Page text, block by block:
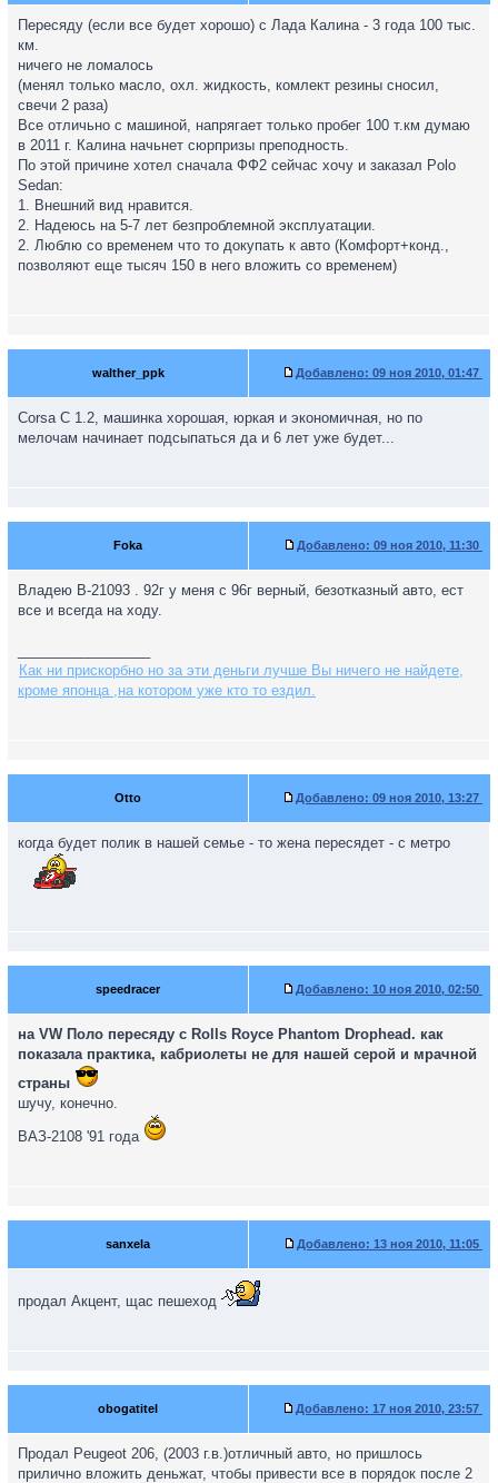
Пересяду (если все будет хорошо) с Лада Калина - 3 года 100 тыс.
км.
ничего не ломалось
(менял только масло, охл. жидкость, комлект резины сносил,
свечи 2 раза)
Все отличьно с машиной, напрягает только пробег 100 т.км думаю
в 2011 г. Калина начьнет сюрпризы преподность.
По этой причине хотел сначала ФФ2 сейчас хочу и заказал Polo
Sedan:
1. Внешний вид нравится.
2. Надеюсь на 5-7 лет безпроблемной эксплуатации.
2. Люблю со временем что то докупать к авто (Комфорт+конд.,
позволяют еще тысяч 150 в него вложить со временем)
walther_ppk Добавлено: 09 ноя 2010, 01:47
Corsa C 1.2, машинка хорошая, юркая и экономичная, но по
мелочам начинает подсыпаться да и 6 лет уже будет...
Foka Добавлено: 09 ноя 2010, 11:30
Владею В-21093 . 92г у меня с 96г верный, безотказный авто, ест
все и всегда на ходу.
Как ни прискорбно но за эти деньги лучше Вы ничего не найдете,
кроме японца ,на котором уже кто то ездил.
Otto Добавлено: 09 ноя 2010, 13:27
когда будет полик в нашей семье - то жена пересядет - с метро
speedracer Добавлено: 10 ноя 2010, 02:50
на VW Поло пересяду с Rolls Royce Phantom Drophead. как
показала практика, кабриолеты не для нашей серой и мрачной
страны
шучу, конечно.
ВАЗ-2108 '91 года
sanxela Добавлено: 13 ноя 2010, 11:05
продал Акцент, щас пешеход
obogatitel Добавлено: 17 ноя 2010, 23:57
Продал Peugeot 206, (2003 г.в.)отличный авто, но пришлось
прилично вложить деньжат, чтобы привести все в порядок после 2